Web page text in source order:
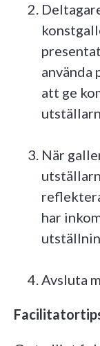
att ge
När
har
Avsluta